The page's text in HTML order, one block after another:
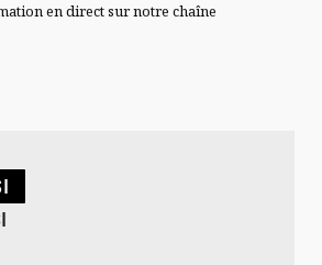
en direct sur notre chaîne